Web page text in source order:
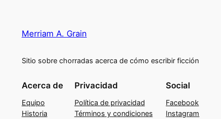
Merriam A. Grain
Sitio sobre chorradas acerca de cómo escribir ficción
Acerca de
Equipo
Historia
Privacidad
Política de privacidad
Términos y condiciones
Social
Facebook
Instagram